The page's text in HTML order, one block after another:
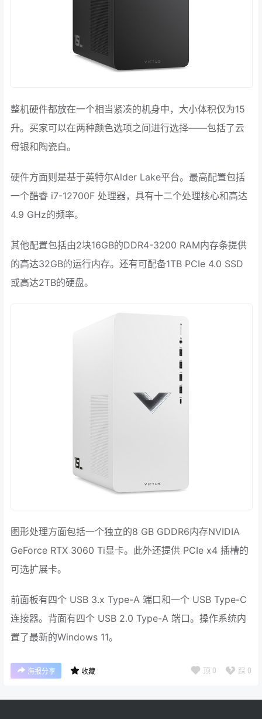
整机硬件都放在一个相当紧凑的机身中，大小体积仅为15
升。买家可以在两种颜色选项之间进行选择——包括了云
母银和陶瓷白。
硬件方面则是基于英特尔Alder Lake平台。最高配置包括
一个酷睿 i7-12700F 处理器，具有十二个处理核心和高达
4.9 GHz的频率。
其他配置包括由2块16GB的DDR4-3200 RAM内存条提供
的高达32GB的运行内存。还有可配备1TB PCIe 4.0 SSD
或高达2TB的硬盘。
图形处理方面包括一个独立的8 GB GDDR6内存NVIDIA
GeForce RTX 3060 Ti显卡。此外还提供 PCIe x4 插槽的
可选扩展卡。
前面板有四个 USB 3.x Type-A 端口和一个 USB Type-C
连接器。背面有四个 USB 2.0 Type-A 端口。操作系统内
置了最新的Windows 11。
海报分享 收藏 顶 0 踩 0